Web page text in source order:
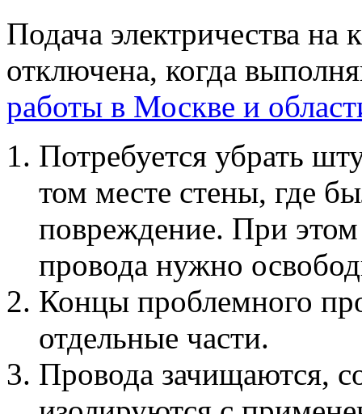
Подача электричества на
отключена, когда
работы в Москве и
Потребуется убрать
том месте стены, где
повреждение. При
провода нужно
Концы проблемного
отдельные части.
Провода зачищаются,